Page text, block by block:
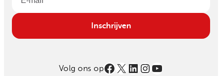
Email
Inschrijven
Volg ons opFacebook
X LinkedIn
Instagram
YouTube